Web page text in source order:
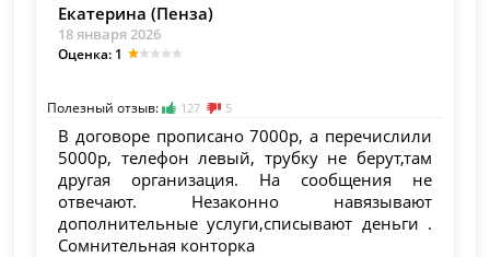
Екатерина (Пенза)
18 января 2026
Оценка: 1
Полезный отзыв: 127 5
В договоре прописано 7000р, а перечислили
5000р, телефон левый, трубку не берут,там
другая организация. На сообщения не
отвечают. Незаконно навязывают
дополнительные услуги,списывают деньги .
Сомнительная конторка